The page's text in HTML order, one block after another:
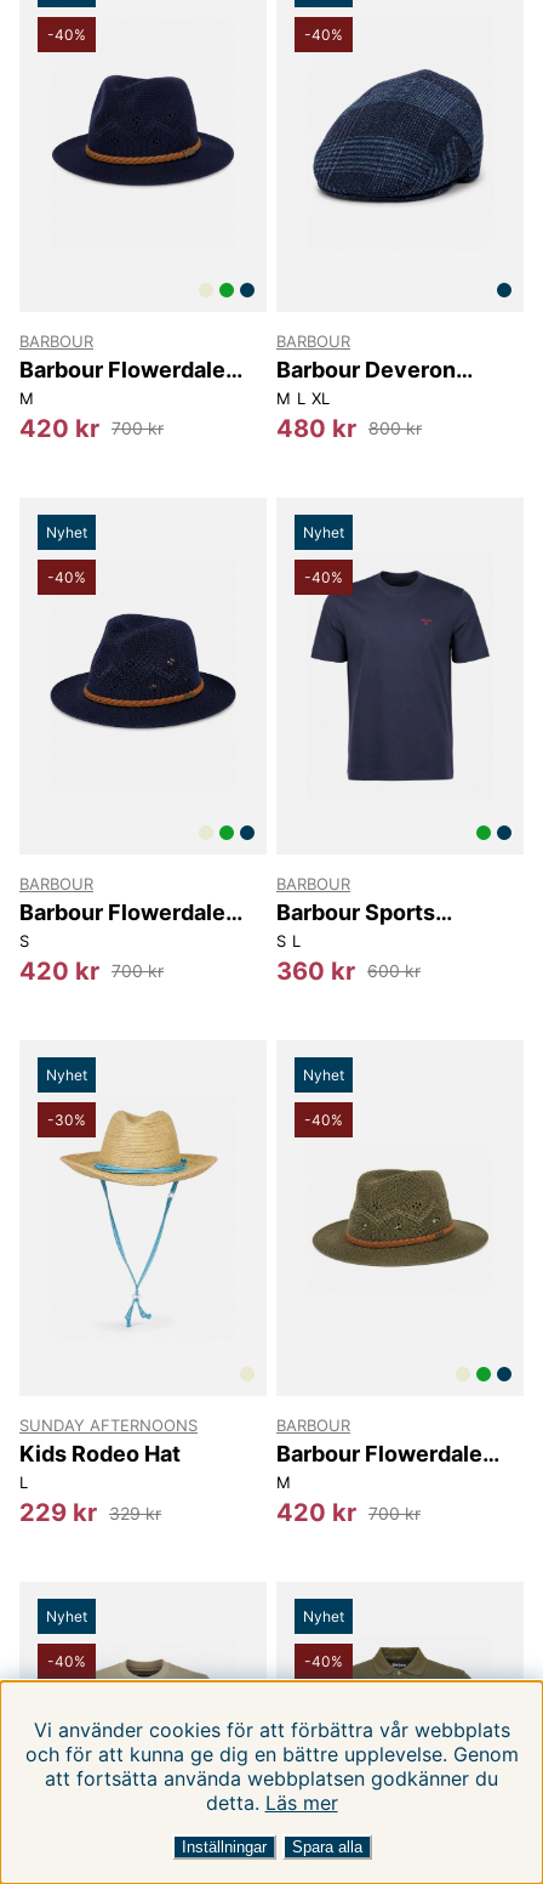
FILTRERA EFTER SORTERA EFTER:
-40%
BARBOUR
Barbour Flowerdale
Trilby Summer Hat
M
420 kr 700 kr
-40%
BARBOUR
Barbour Deveron
Tweed Flat Cap
M L XL
480 kr 800 kr
Nyhet
-40%
BARBOUR
Barbour Flowerdale
Trilby Summer Hat
S
420 kr 700 kr
Nyhet
-40%
BARBOUR
Barbour Sports
Relaxed T-shirt
S L
360 kr 600 kr
Nyhet
-30%
SUNDAY AFTERNOONS
Kids Rodeo Hat
L
229 kr 329 kr
Nyhet
-40%
BARBOUR
Barbour Flowerdale
Trilby Summer Hat
M
420 kr 700 kr
Nyhet
-40%
Nyhet
-40%
Vi använder cookies för att förbättra vår webbplats
och för att kunna ge dig en bättre upplevelse. Genom
att fortsätta använda webbplatsen godkänner du
detta. Läs mer
Inställningar Spara alla